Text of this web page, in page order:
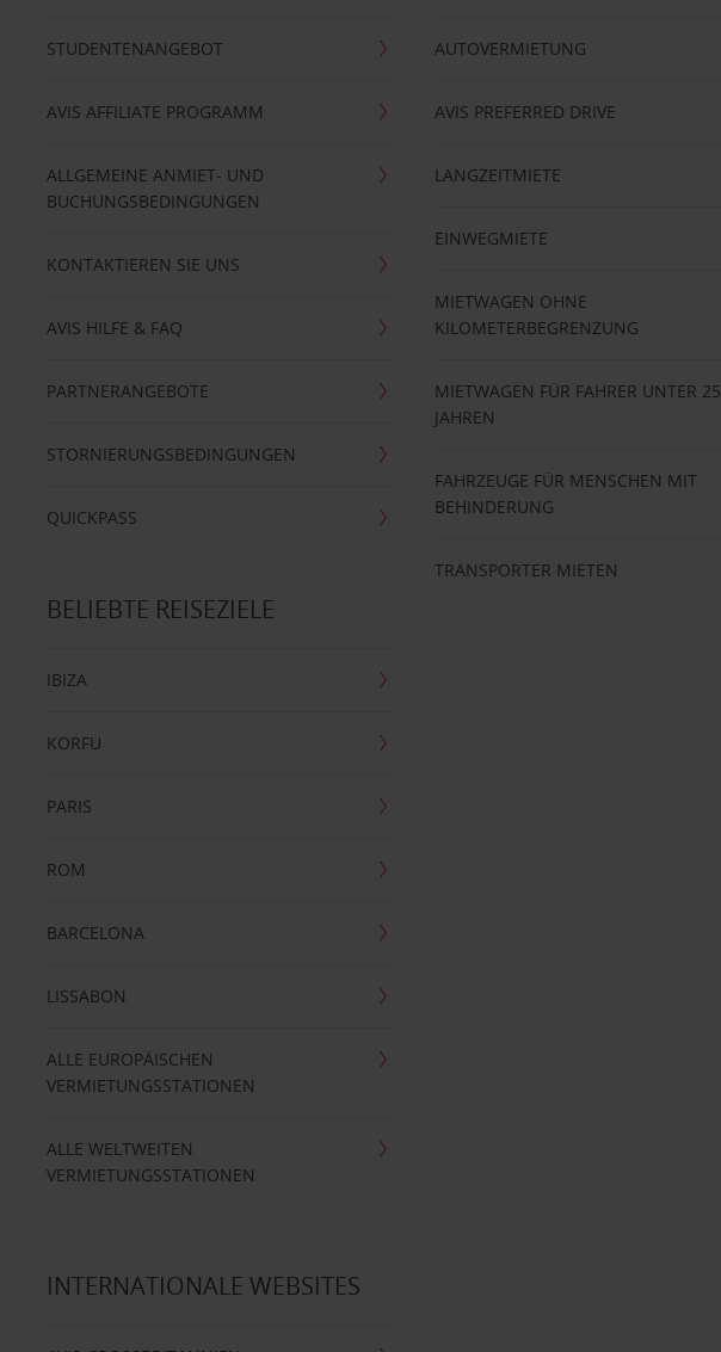
STUDENTENANGEBOT
AVIS AFFILIATE PROGRAMM
ALLGEMEINE ANMIET- UND
BUCHUNGSBEDINGUNGEN
KONTAKTIEREN SIE UNS
AVIS HILFE & FAQ
PARTNERANGEBOTE
STORNIERUNGSBEDINGUNGEN
QUICKPASS
AUTOVERMIETUNG
AVIS PREFERRED DRIVE
LANGZEITMIETE
EINWEGMIETE
MIETWAGEN OHNE
KILOMETERBEGRENZUNG
MIETWAGEN FÜR FAHRER UNTER 25
JAHREN
FAHRZEUGE FÜR MENSCHEN MIT
BEHINDERUNG
TRANSPORTER MIETEN
BELIEBTE REISEZIELE
IBIZA
KORFU
PARIS
ROM
BARCELONA
LISSABON
ALLE EUROPÄISCHEN
VERMIETUNGSSTATIONEN
ALLE WELTWEITEN
VERMIETUNGSSTATIONEN
INTERNATIONALE WEBSITES